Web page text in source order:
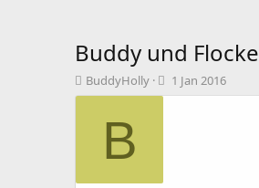
Buddy und
T
h
BuddyHolly
B
e
1 Jan 2016
B